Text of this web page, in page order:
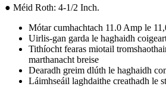
● Méid Roth: 4-1/2 Inch.
Mótar cumhachtach 11.0 Amp le
Uirlis-gan garda le haghaidh
Tithíocht fearas miotail
marthanacht breise
Dearadh greim dlúth le haghaidh
Láimhseáil laghdaithe creathadh le